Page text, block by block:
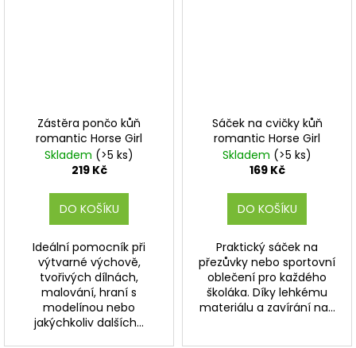
Zástěra pončo kůň
romantic Horse Girl
Skladem (>5 ks)
219 Kč
DO KOŠÍKU
Ideální pomocník při
výtvarné výchově,
tvořivých dílnách,
malování, hraní s
modelínou nebo
jakýchkoliv dalších...
Sáček na cvičky kůň
romantic Horse Girl
Skladem (>5 ks)
169 Kč
DO KOŠÍKU
Praktický sáček na
přezůvky nebo sportovní
oblečení pro každého
školáka. Díky lehkému
materiálu a zavírání na...